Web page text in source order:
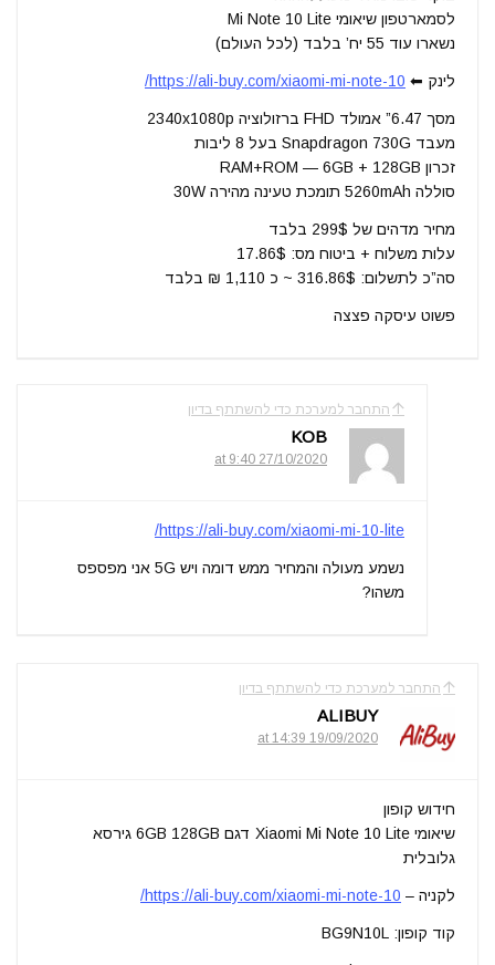
לסמארטפון שיאומי Mi Note 10 Lite
נשארו עוד 55 יח’ בלבד (לכל העולם)
לינק ⬅ https://ali-buy.com/xiaomi-mi-note-10/
מסך 6.47” אמולד FHD ברזולוציה 2340x1080p
מעבד Snapdragon 730G בעל 8 ליבות
זכרון RAM+ROM — 6GB + 128GB
סוללה 5260mAh תומכת טעינה מהירה 30W
מחיר מדהים של 299$ בלבד
עלות משלוח + ביטוח מס: 17.86$
סה”כ לתשלום: 316.86$ ~ כ 1,110 ₪ בלבד
פשוט עיסקה פצצה
התחבר למערכת כדי להשתתף בדיון
KOB
27/10/2020 at 9:40
https://ali-buy.com/xiaomi-mi-10-lite/
נשמע מעולה והמחיר ממש דומה ויש 5G אני מפספס
משהו?
התחבר למערכת כדי להשתתף בדיון
ALIBUY
19/09/2020 at 14:39
חידוש קופון
שיאומי Xiaomi Mi Note 10 Lite דגם 6GB 128GB גירסא
גלובלית
לקניה – https://ali-buy.com/xiaomi-mi-note-10/
קוד קופון: BG9N10L